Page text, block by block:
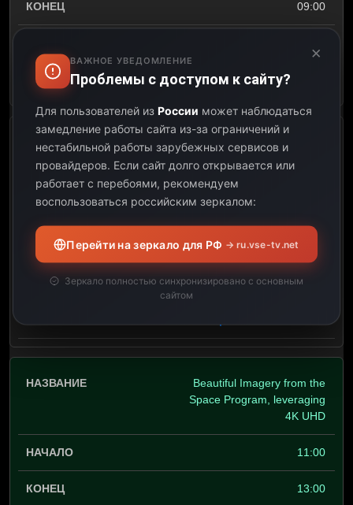
09:00
Открыть описание
11:00
02:00
Beautiful Imagery from the
Space Program, leveraging
4K UHD
11:00
13:00
×
ВАЖНОЕ УВЕДОМЛЕНИЕ
Проблемы с доступом к сайту?
Для пользователей из России может наблюдаться
замедление работы сайта из-за ограничений и
нестабильной работы зарубежных сервисов и
провайдеров. Если сайт долго открывается или
работает с перебоями, рекомендуем
воспользоваться российским зеркалом:
Перейти на зеркало для РФ → ru.vse-tv.net
Зеркало полностью синхронизировано с основным
сайтом